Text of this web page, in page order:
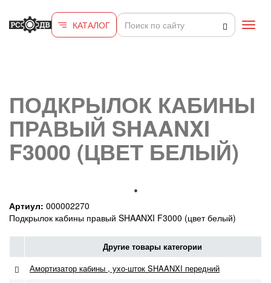
КАТАЛОГ
ПОДКРЫЛОК КАБИНЫ
ПРАВЫЙ SHAANXI
F3000 (ЦВЕТ БЕЛЫЙ)
Артиул: 000002270
Подкрылок кабины правый SHAANXI F3000 (цвет белый)
Другие товары категории
Амортизатор кабины , ухо-шток SHAANXI передний